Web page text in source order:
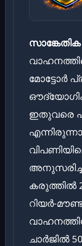
മോട്ടോർ
ഇതുവരെ
അനുസരിച്ച്
കരുത്തിൽ
റിയർ-
ചാർജിൽ